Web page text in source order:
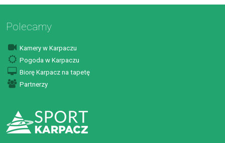
Polecamy
Kamery w Karpaczu
Pogoda w Karpaczu
Biorę Karpacz na tapetę
Partnerzy